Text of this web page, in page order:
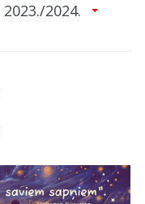
2023./2024.